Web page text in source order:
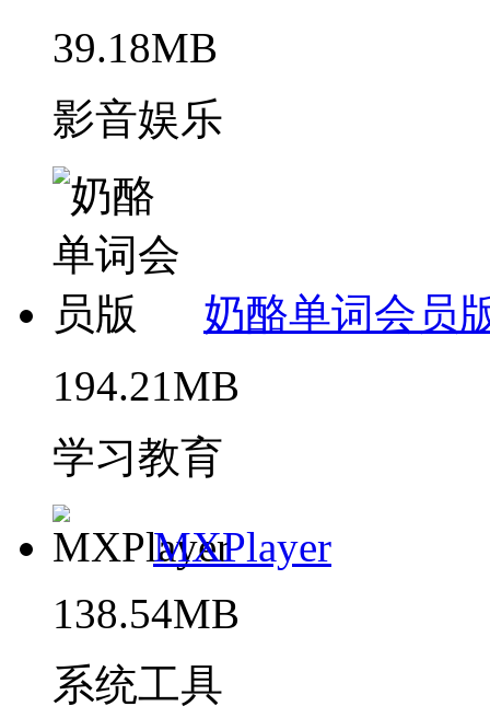
39.18MB
影音娱乐
奶酪单词会员
194.21MB
学习教育
MXPlayer
138.54MB
系统工具